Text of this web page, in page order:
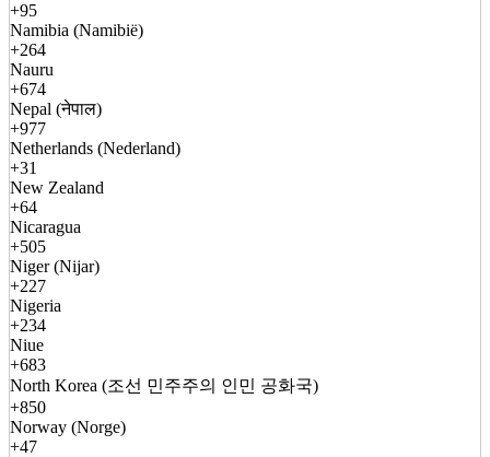
+95
Namibia (Namibië)
+264
Nauru
+674
Nepal (नेपाल)
+977
Netherlands (Nederland)
+31
New Zealand
+64
Nicaragua
+505
Niger (Nijar)
+227
Nigeria
+234
Niue
+683
North Korea (조선 민주주의 인민 공화국)
+850
Norway (Norge)
+47